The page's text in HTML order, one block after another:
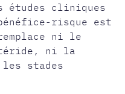
études cliniques
risque est
ni le
ni la
stades